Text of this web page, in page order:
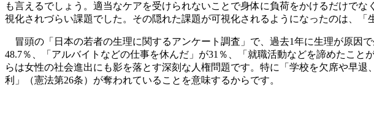
も言えるでしょう。適当なケアを受けられないことで身体に負荷をかけるだけで
視化されづらい課題でした。その隠れた課題が可視化されるようになったのは、「
冒頭の「日本の若者の生理に関するアンケート調査」で、過去1年に生理が原因
48.7％、「アルバイトなどの仕事を休んだ」が31％、「就職活動などを諦めたこ
らは女性の社会進出にも影を落とす深刻な人権問題です。特に「学校を欠席や早
利」（憲法第26条）が奪われていることを意味するからです。